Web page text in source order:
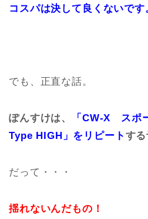
コスパは決して良くないです
でも、正直な話。
ぽんすけは、
「CW-X スポ
Type HIGH」をリピート する
だって・・・
揺れないんだもの！